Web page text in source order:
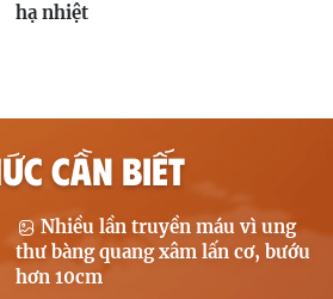
hạ nhiệt
CẦN BIẾT
Nhiều lần truyền máu vì ung
thư bàng quang xâm lấn cơ, bướu
hơn 10cm